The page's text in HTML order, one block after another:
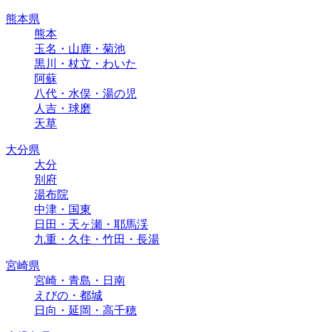
熊本県
熊本
玉名・山鹿・菊池
黒川・杖立・わいた
阿蘇
八代・水俣・湯の児
人吉・球磨
天草
大分県
大分
別府
湯布院
中津・国東
日田・天ヶ瀬・耶馬渓
九重・久住・竹田・長湯
宮崎県
宮崎・青島・日南
えびの・都城
日向・延岡・高千穂